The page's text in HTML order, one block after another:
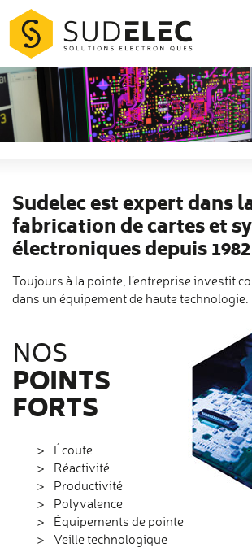
Aller
contenu
Sudelec est expert dans
fabrication de cartes et
électroniques depuis 1982
Toujours à la pointe, l’entreprise investit
dans un équipement de haute technologie.
NOS
POINTS
FORTS
Écoute
Réactivité
Productivité
Polyvalence
Équipements de pointe
Veille technologique